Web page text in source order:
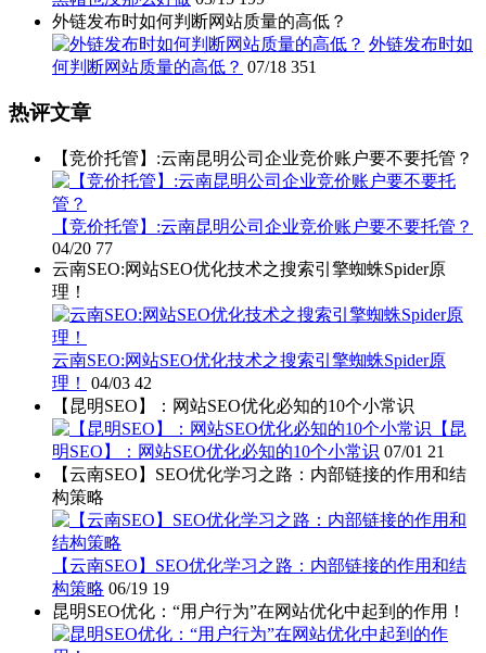
外链发布时如何判断网站质量的高低？
外链发布时如
何判断网站质量的高低？ 07/18 351
热评文章
【竞价托管】:云南昆明公司企业竞价账户要不要托管？
【竞价托管】:云南昆明公司企业竞价账户要不要托管？
04/20 77
云南SEO:网站SEO优化技术之搜索引擎蜘蛛Spider原
理！
云南SEO:网站SEO优化技术之搜索引擎蜘蛛Spider原
理！
04/03 42
【昆明SEO】：网站SEO优化必知的10个小常识
【昆
明SEO】：网站SEO优化必知的10个小常识 07/01 21
【云南SEO】SEO优化学习之路：内部链接的作用和结
构策略
【云南SEO】SEO优化学习之路：内部链接的作用和结
构策略 06/19 19
昆明SEO优化：“用户行为”在网站优化中起到的作用！